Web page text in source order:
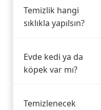
Temizlik hangi
sıklıkla yapılsın?
Evde kedi ya da
köpek var mı?
Temizlenecek